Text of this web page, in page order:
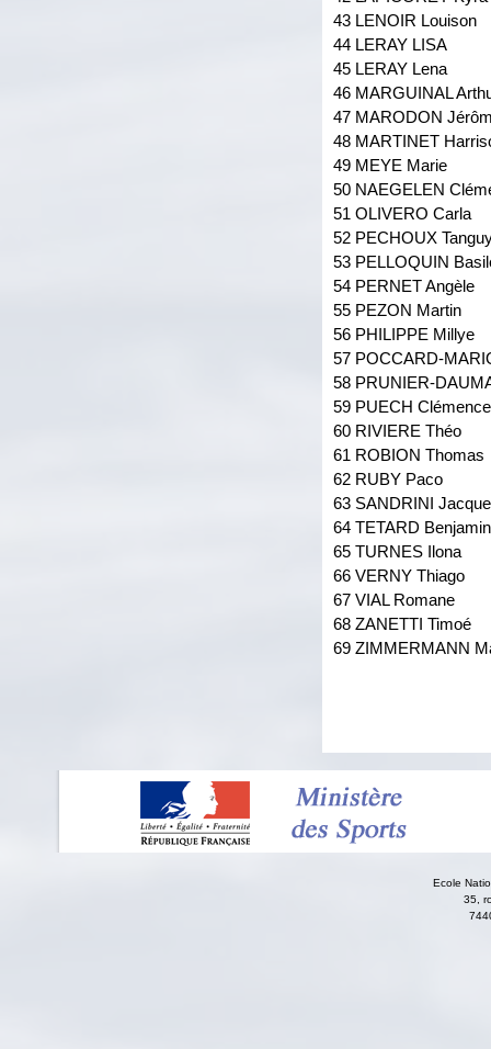
43 LENOIR Louison
44 LERAY LISA
45 LERAY Lena
46 MARGUINAL
47 MARODON
48 MARTINET
49 MEYE Marie
50 NAEGELEN
51 OLIVERO Carla
52 PECHOUX
53 PELLOQUIN
54 PERNET Angèle
55 PEZON Martin
56 PHILIPPE Millye
57 POCCARD-
58 PRUNIER-
59 PUECH Clémence
60 RIVIERE Théo
61 ROBION Thomas
62 RUBY Paco
63 SANDRINI
64 TETARD Benjamin
65 TURNES Ilona
66 VERNY Thiago
67 VIAL Romane
68 ZANETTI Timoé
69 ZIMMERMANN
Ecole
35,